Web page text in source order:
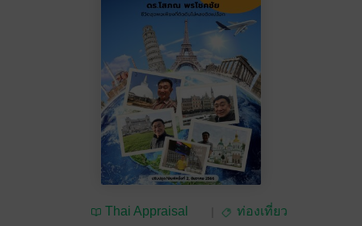
Thai Appraisal
ท่องเที่ยว